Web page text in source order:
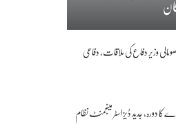
وزیر دفاع کی ملاقات، دفاعی
کا دورہ، جدید ڈیزاسٹر مینجمنٹ نظام